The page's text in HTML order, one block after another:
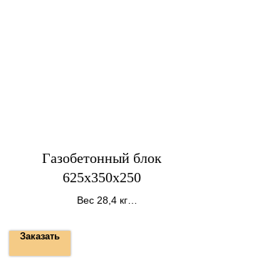
Газобетонный блок
625х350х250
Вес 28,4 кг
Заказать